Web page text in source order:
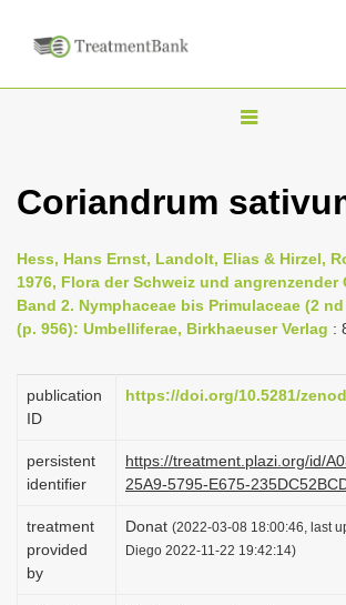
T
g
n
a
i
a
t
i
o
Coriandrum
Hess, Hans Ernst, Landolt, Elias & Hirzel,
1976, Flora der Schweiz und angrenzender
Band 2. Nymphaceae bis Primulaceae (2
(p. 956): Umbelliferae, Birkhaeuser Verlag :
publication
ID
https://doi.org/10.5281/
persistent
identifier
https://treatment.plazi.org/id/
25A9-5795-E675-
treatment
provided
by
Donat (2022-03-08 18:00:46, last
Diego 2022-11-22 19:42:14)